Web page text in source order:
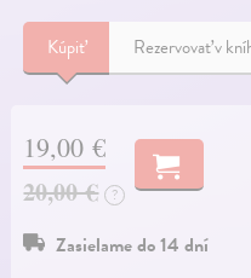
Kúpiť Rezervovať v
19,00 €
20,00 € ?
Zasielame do 14 dní